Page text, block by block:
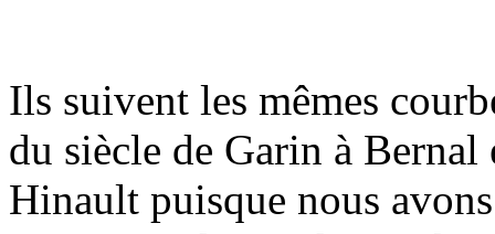
Ils suivent les mêmes
du siècle de Garin à
Hinault puisque nous